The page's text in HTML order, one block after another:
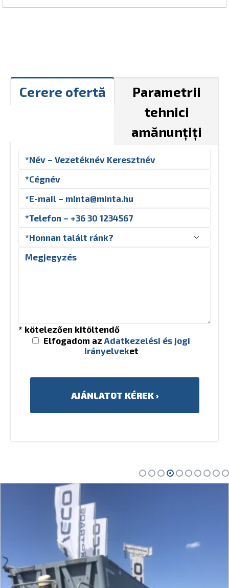
Cerere ofertă
Parametrii
tehnici
amănunțiți
* kötelezően kitöltendő
Elfogadom az Adatkezelési és jogi
irányelveket